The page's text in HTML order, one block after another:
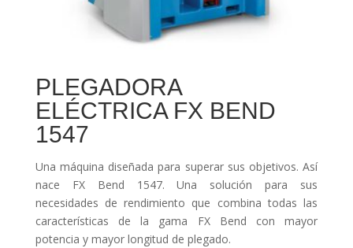
PLEGADORA
ELÉCTRICA FX BEND
1547
Una máquina diseñada para superar sus objetivos. Así
nace FX Bend 1547. Una solución para sus
necesidades de rendimiento que combina todas las
características de la gama FX Bend con mayor
potencia y mayor longitud de plegado.